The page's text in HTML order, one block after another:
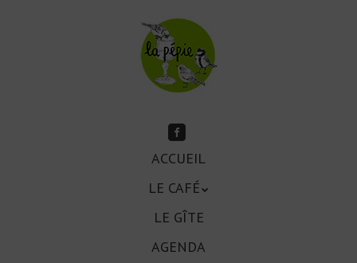
Facebook
ACCUEIL
LE CAFÉ
LE GÎTE
AGENDA